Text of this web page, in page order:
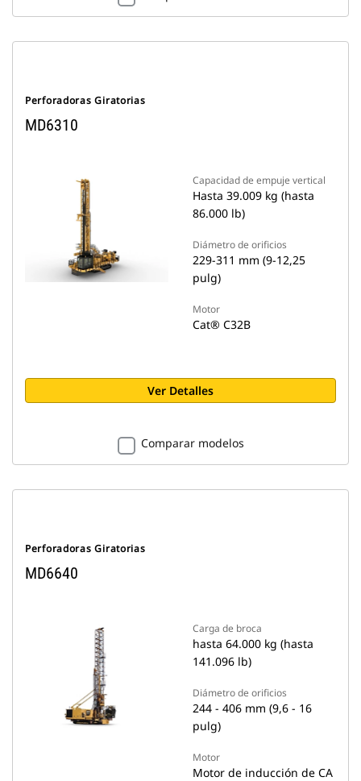
Perforadoras Giratorias
MD6310
Capacidad de empuje vertical
Hasta 39.009 kg (hasta
86.000 lb)
Diámetro de orificios
229-311 mm (9-12,25
pulg)
Motor
Cat® C32B
Ver Detalles
Comparar modelos
Perforadoras Giratorias
MD6640
Carga de broca
hasta 64.000 kg (hasta
141.096 lb)
Diámetro de orificios
244 - 406 mm (9,6 - 16
pulg)
Motor
Motor de inducción de CA